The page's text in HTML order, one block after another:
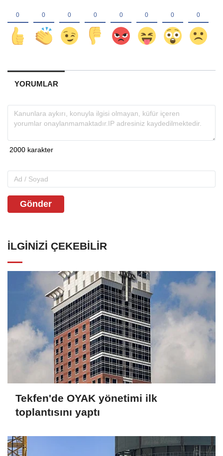
YORUMLAR
Gönder
İLGINIZI ÇEKEBILIR
Tekfen'de OYAK yönetimi ilk
toplantısını yaptı